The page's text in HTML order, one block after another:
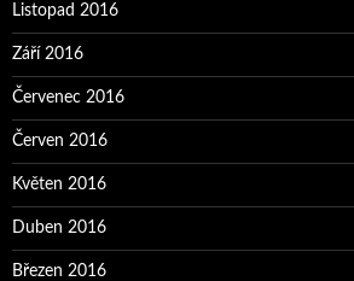
Listopad 2016
Září 2016
Červenec 2016
Červen 2016
Květen 2016
Duben 2016
Březen 2016